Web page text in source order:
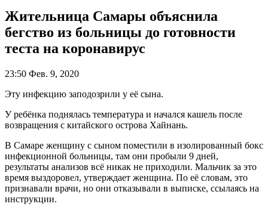
Жительница Самары объяснила
бегство из больницы до готовности
теста на коронавирус
23:50 Фев. 9, 2020
Эту инфекцию заподозрили у её сына.
У ребёнка поднялась температура и начался кашель после
возвращения с китайского острова Хайнань.
В Самаре женщину с сыном поместили в изолированный бокс
инфекционной больницы, там они пробыли 9 дней,
результаты анализов всё никак не приходили. Мальчик за это
время выздоровел, утверждает женщина. По её словам, это
признавали врачи, но они отказывали в выписке, ссылаясь на
инструкции.